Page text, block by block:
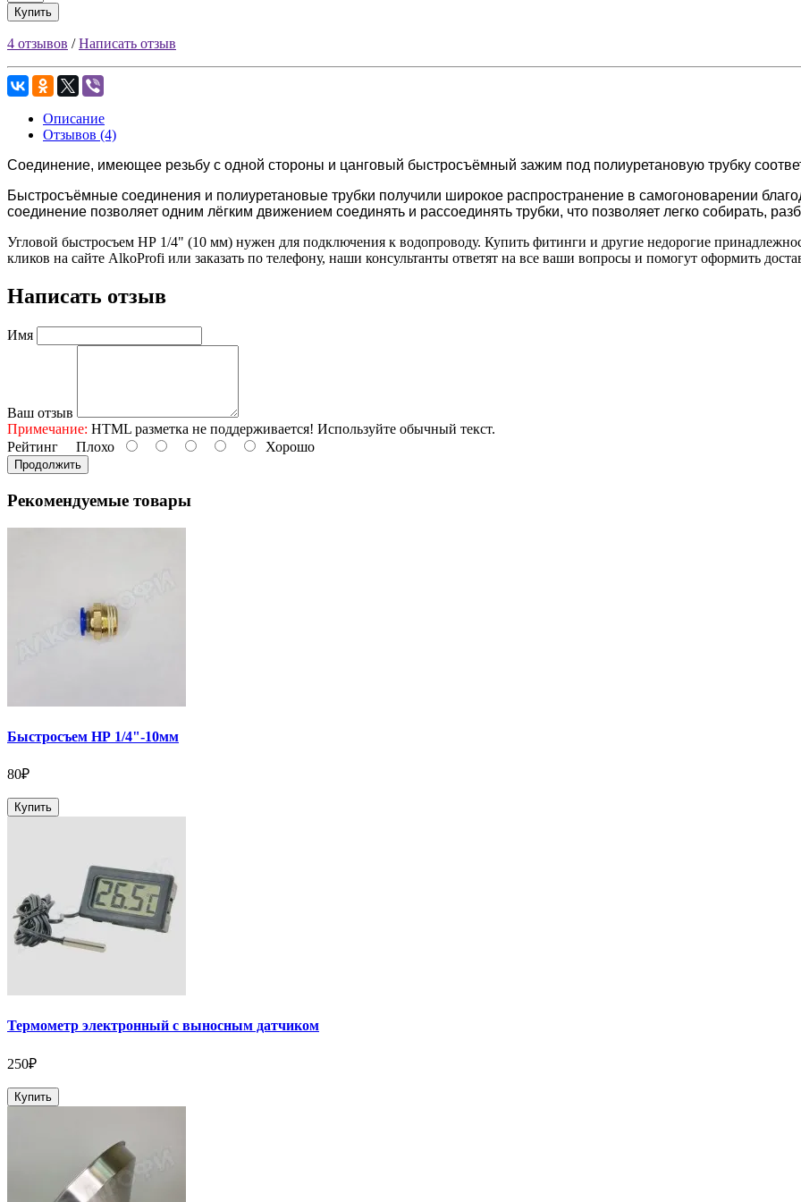
Купить
4 отзывов /Написать отзыв
Описание
Отзывов (4)
Соединение, имеющее резьбу с одной стороны и цанговый быстросъёмный зажим под полиуретановую трубку
Быстросъёмные соединения и полиуретановые трубки получили широкое распространение в самогоноварении
соединение позволяет одним лёгким движением соединять и рассоединять трубки, что позволяет легко собирать,
Угловой быстросъем НР 1/4" (10 мм) нужен для подключения к водопроводу. Купить фитинги и другие недорогие
кликов на сайте AlkoProfi или заказать по телефону, наши консультанты ответят на все ваши вопросы и помогут оформить
Написать отзыв
Имя
Ваш отзыв
Примечание: HTML разметка не поддерживается! Используйте обычный текст.
Рейтинг Плохо Хорошо
Продолжить
Рекомендуемые товары
Быстросъем НР 1/4"-10мм
80₽
Купить
Термометр электронный с выносным датчиком
250₽
Купить